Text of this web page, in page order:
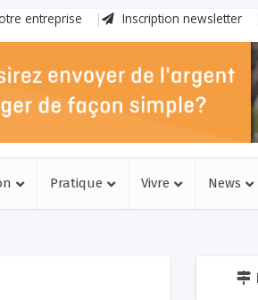
entreprise Inscription newsletter
Pratique Vivre News